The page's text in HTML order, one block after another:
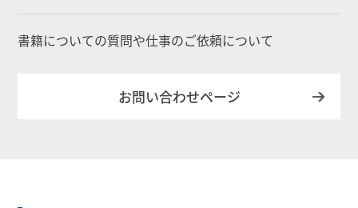
書籍についての質問や仕事のご依頼について
お問い合わせページ